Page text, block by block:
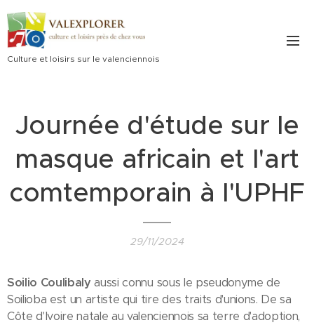
Culture et loisirs sur le valenciennois
Journée d'étude sur le
masque africain et l'art
comtemporain à l'UPHF
29/11/2024
Soilio Coulibalyaussi connu sous le pseudonyme de
Soilioba est un artiste qui tire des traits d'unions. De sa
Côte d'Ivoire natale au valenciennois sa terre d'adoption,